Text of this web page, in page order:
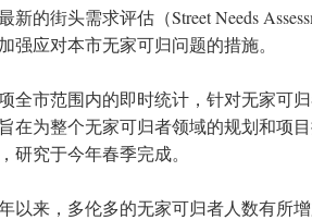
的街头需求评估（Street Needs
强应对本市无家可归问题的措施。
全市范围内的即时统计，针对无家可
在为整个无家可归者领域的规划和项
研究于今年春季完成。
以来，多伦多的无家可归者人数有所